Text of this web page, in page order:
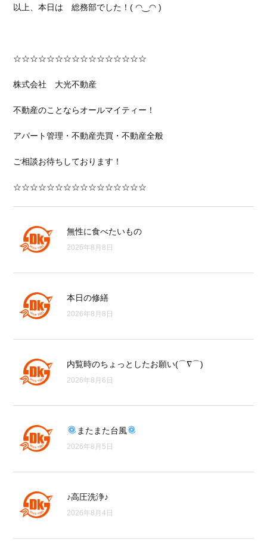
以上、本日は 総務部でした！( ◠‿◠ )
☆☆☆☆☆☆☆☆☆☆☆☆☆☆☆☆
株式会社 大光不動産
不動産のことならオールマイティー！
アパート管理・不動産売買・不動産全般
ご相談お待ちしております！
☆☆☆☆☆☆☆☆☆☆☆☆☆☆☆☆
無性に食べたいもの
2026年8月8日
本日の修繕
2026年8月8日
内覧時のちょっとしたお願い(⌒∇⌒)
2026年8月6日
またまた台風
2026年8月5日
♪高圧洗浄♪
2026年8月4日